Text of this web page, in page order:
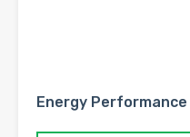
Energy Performance